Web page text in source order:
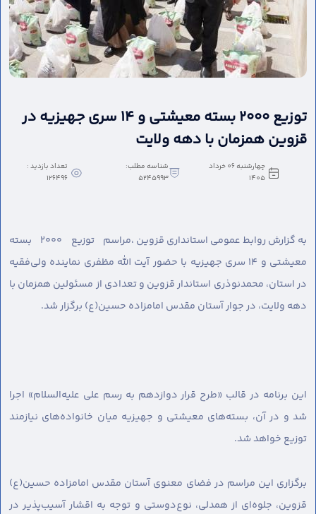
توزیع ۲۰۰۰ بسته معیشتی و ۱۴ سری جهیزیه در
قزوین همزمان با دهه ولایت
چهارشنبه 06 خرداد
1405
شناسه مطلب:
5245993
تعداد بازدید :
126496
به گزارش روابط عمومی استانداری قزوین ،
مراسم توزیع ۲۰۰۰ بسته
معیشتی و ۱۴ سری جهیزیه با حضور آیت الله مظفری نماینده ولی‌فقیه
در استان، محمدنوذری استاندار قزوین و تعدادی از مسئولین همزمان با
دهه ولایت، در جوار آستان مقدس امامزاده حسین(ع) برگزار شد.
این برنامه در قالب «طرح قرار دوازدهم به رسم علی علیه‌السلام» اجرا
شد و در آن، بسته‌های معیشتی و جهیزیه میان خانواده‌های نیازمند
توزیع خواهد شد.
برگزاری این مراسم در فضای معنوی آستان مقدس امامزاده حسین(ع)
قزوین، جلوه‌ای از همدلی، نوع‌دوستی و توجه به اقشار آسیب‌پذیر در